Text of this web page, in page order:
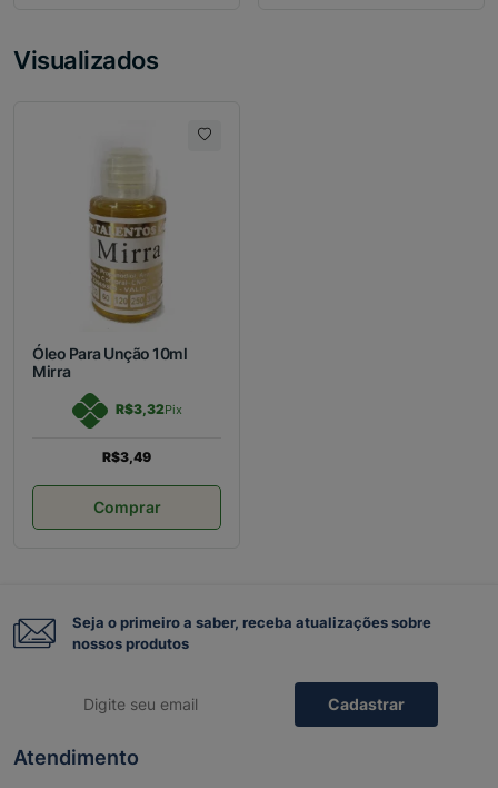
Visualizados
Óleo Para Unção 10ml
Mirra
R$3,32Pix
R$3,49
Comprar
Seja o primeiro a saber, receba atualizações sobre
nossos produtos
Cadastrar
Atendimento